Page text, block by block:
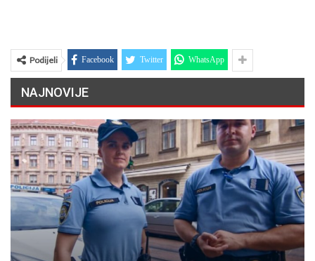
Podijeli Facebook Twitter WhatsApp
NAJNOVIJE